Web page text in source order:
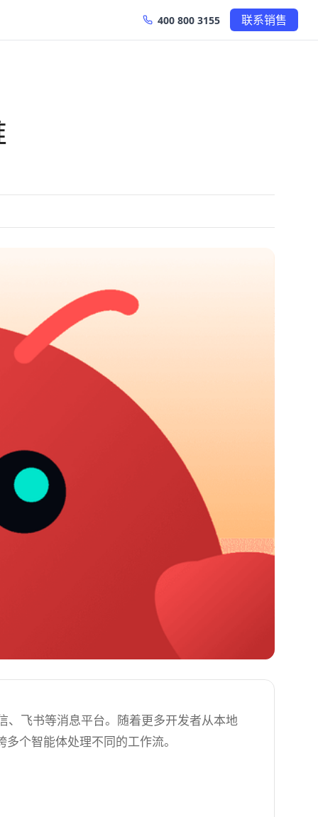
400 800 3155 联系销售
、飞书等消息平台。随着更多开发者从本地
个智能体处理不同的工作流。